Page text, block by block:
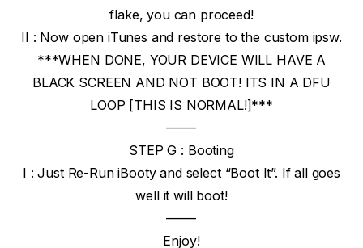
flake, you can proceed!
II : Now open iTunes and restore to the custom ipsw.
***WHEN DONE, YOUR DEVICE WILL HAVE A
BLACK SCREEN AND NOT BOOT! ITS IN A DFU
LOOP [THIS IS NORMAL!]***
——-
STEP G : Booting
I : Just Re-Run iBooty and select “Boot It”. If all goes
well it will boot!
——-
Enjoy!